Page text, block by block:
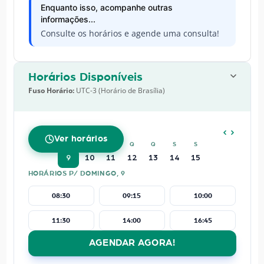
Enquanto isso, acompanhe outras
informações...
Consulte os horários e agende uma consulta!
Horários Disponíveis
Fuso Horário:UTC-3 (Horário de Brasília)
Ver horários
AGOSTO 2026
Q Q S S
9 10 11 12 13 14 15
HORÁRIOS P/ DOMINGO, 9
08:30 09:15 10:00
11:30 14:00 16:45
AGENDAR AGORA!